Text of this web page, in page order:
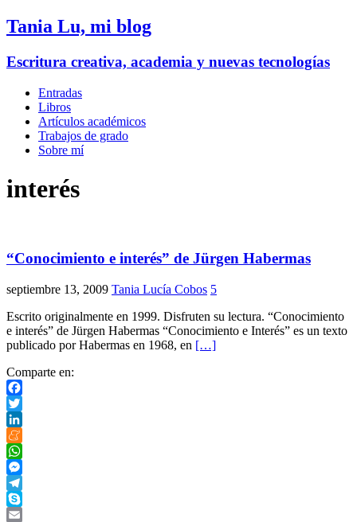
Tania Lu, mi blog
Escritura creativa, academia y nuevas tecnologías
Entradas
Libros
Artículos académicos
Trabajos de grado
Sobre mí
interés
“Conocimiento e interés” de Jürgen Habermas
septiembre 13, 2009 Tania Lucía Cobos 5
Escrito originalmente en 1999. Disfruten su lectura. “Conocimiento
e interés” de Jürgen Habermas “Conocimiento e Interés” es un texto
publicado por Habermas en 1968, en […]
Comparte en:
Facebook
Twitter
LinkedIn
Meneame
WhatsApp
Messenger
Telegram
Skype